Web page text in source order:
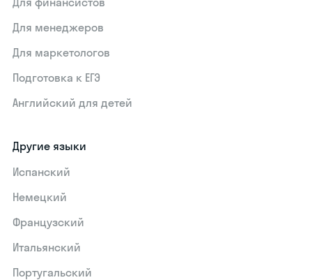
Для менеджеров
Для маркетологов
Подготовка к ЕГЭ
Английский для детей
Другие языки
Испанский
Немецкий
Французский
Итальянский
Португальский